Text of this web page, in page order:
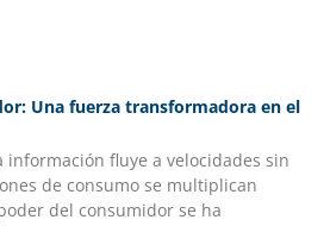
Una fuerza transformadora en el
información fluye a velocidades sin
de consumo se multiplican
del consumidor se ha